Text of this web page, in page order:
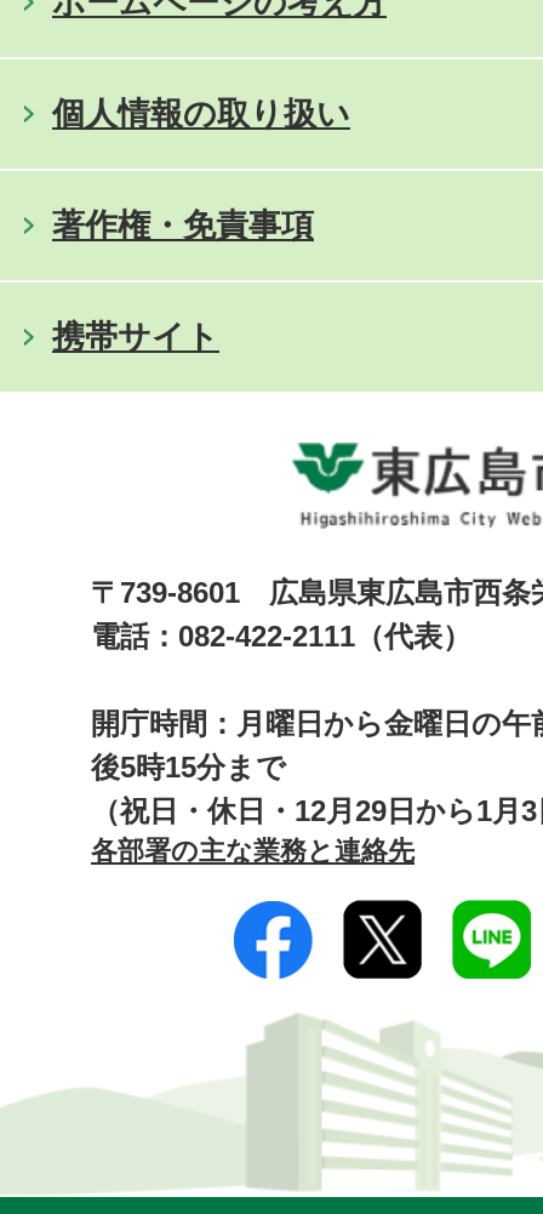
個人情報の取り扱い
著作権・免責事項
携帯サイト
〒739-8601 広島県東広島市西
電話：082-422-2111（代表）
開庁時間：月曜日から金曜日の午
後5時15分まで
（祝日・休日・12月29日から1月
各部署の主な業務と連絡先